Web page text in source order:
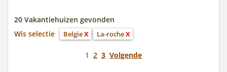
20 Vakantiehuizen gevonden
Wis selectie
BelgieX La-rocheX
1 2 3 Volgende